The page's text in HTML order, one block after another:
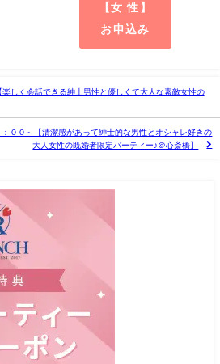
【女 性】
お申込み
しく会話できる紳士男性と優しくて大人な素敵女性の
００～【清潔感があって紳士的な男性とオシャレ好きの
大人女性の既婚者限定パーティー♪＠心斎橋】